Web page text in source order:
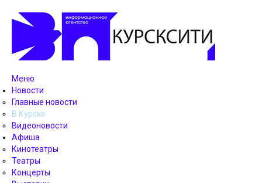
Меню
Новости
Главные новости
В Курске
Видеоновости
Афиша
Кинотеатры
Театры
Концерты